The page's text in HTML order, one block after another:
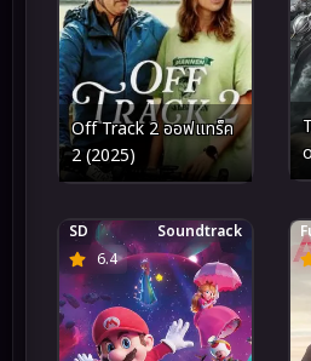
Off Track 2 ออฟแทร็ค
2 (2025)
6.4
SD Soundtrack